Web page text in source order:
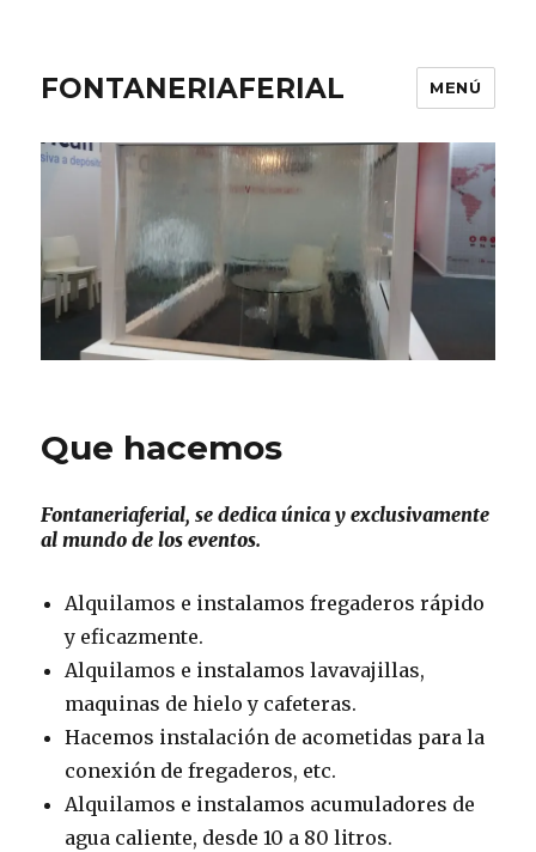
FONTANERIAFERIAL MENÚ
Que hacemos
Fontaneriaferial, se dedica única y exclusivamente
al mundo de los eventos.
Alquilamos e instalamos fregaderos rápido
y eficazmente.
Alquilamos e instalamos lavavajillas,
maquinas de hielo y cafeteras.
Hacemos instalación de acometidas para la
conexión de fregaderos, etc.
Alquilamos e instalamos acumuladores de
agua caliente, desde 10 a 80 litros.